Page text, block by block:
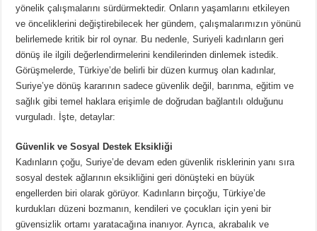
yönelik çalışmalarını sürdürmektedir. Onların yaşamlarını etkileyen
ve önceliklerini değiştirebilecek her gündem, çalışmalarımızın yönünü
belirlemede kritik bir rol oynar. Bu nedenle, Suriyeli kadınların geri
dönüş ile ilgili değerlendirmelerini kendilerinden dinlemek istedik.
Görüşmelerde, Türkiye’de belirli bir düzen kurmuş olan kadınlar,
Suriye’ye dönüş kararının sadece güvenlik değil, barınma, eğitim ve
sağlık gibi temel haklara erişimle de doğrudan bağlantılı olduğunu
vurguladı. İşte, detaylar:
Güvenlik ve Sosyal Destek Eksikliği
Kadınların çoğu, Suriye’de devam eden güvenlik risklerinin yanı sıra
sosyal destek ağlarının eksikliğini geri dönüşteki en büyük
engellerden biri olarak görüyor. Kadınların birçoğu, Türkiye’de
kurdukları düzeni bozmanın, kendileri ve çocukları için yeni bir
güvensizlik ortamı yaratacağına inanıyor. Ayrıca, akrabalık ve